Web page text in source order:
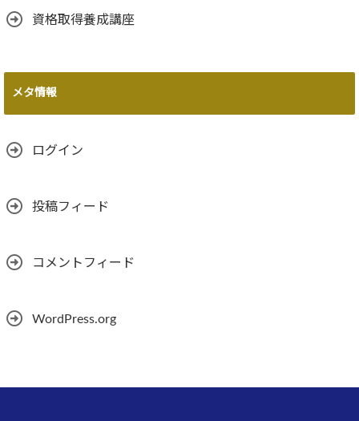
資格取得養成講座
メタ情報
ログイン
投稿フィード
コメントフィード
WordPress.org